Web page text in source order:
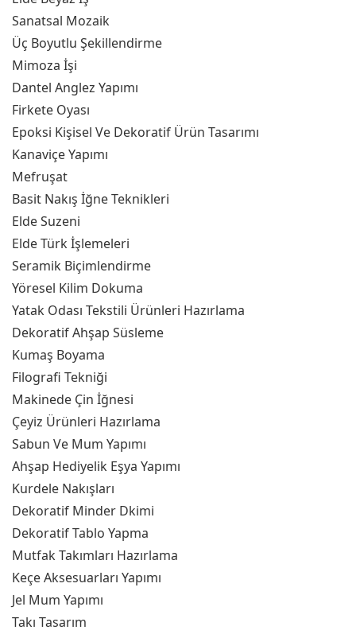
Sanatsal Mozaik
Üç Boyutlu Şekillendirme
Mimoza İşi
Dantel Anglez Yapımı
Firkete Oyası
Epoksi Kişisel Ve Dekoratif Ürün Tasarımı
Kanaviçe Yapımı
Mefruşat
Basit Nakış İğne Teknikleri
Elde Suzeni
Elde Türk İşlemeleri
Seramik Biçimlendirme
Yöresel Kilim Dokuma
Yatak Odası Tekstili Ürünleri Hazırlama
Dekoratif Ahşap Süsleme
Kumaş Boyama
Filografi Tekniği
Makinede Çin İğnesi
Çeyiz Ürünleri Hazırlama
Sabun Ve Mum Yapımı
Ahşap Hediyelik Eşya Yapımı
Kurdele Nakışları
Dekoratif Minder Dkimi
Dekoratif Tablo Yapma
Mutfak Takımları Hazırlama
Keçe Aksesuarları Yapımı
Jel Mum Yapımı
Takı Tasarım